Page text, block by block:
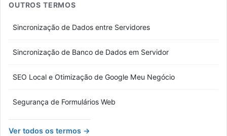
OUTROS TERMOS
Sincronização de Dados entre Servidores
Sincronização de Banco de Dados em Servidor
SEO Local e Otimização de Google Meu Negócio
Segurança de Formulários Web
Ver todos os termos →